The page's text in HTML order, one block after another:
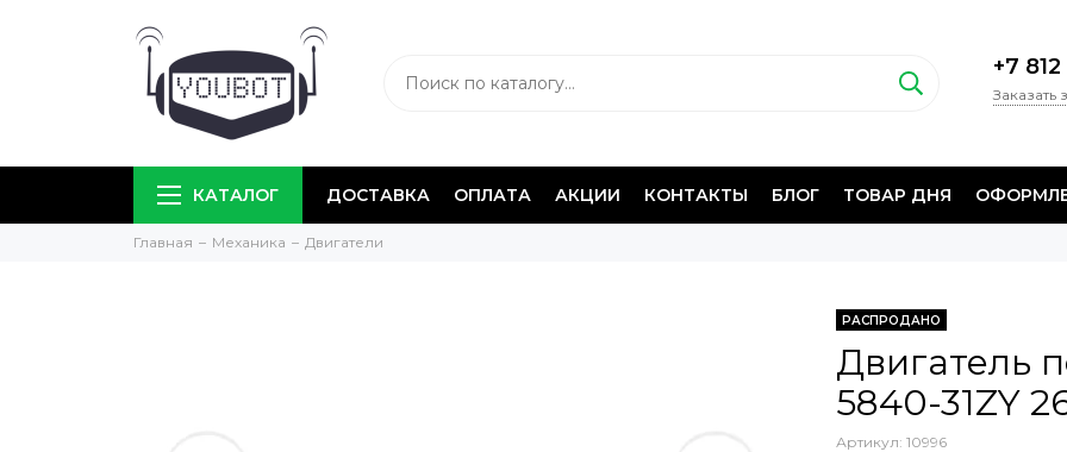
+7
Заказать
КАТАЛОГ ДОСТАВКА ОПЛАТА АКЦИИ КОНТАКТЫ БЛОГ ТОВАР ДНЯ
Главная Механика Двигатели
РАСПРОДАНО
Двигатель
5840-31ZY
Артикул: 10996